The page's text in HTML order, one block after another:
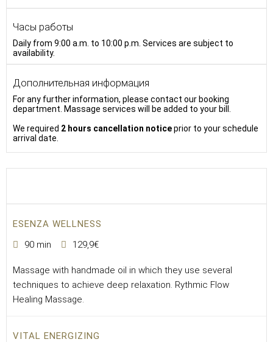
Часы работы
Daily from 9:00 a.m. to 10:00 p.m. Services are subject to
availability.
Дополнительная информация
For any further information, please contact our booking
department. Massage services will be added to your bill.
We required 2 hours cancellation noticeprior to your schedule
arrival date.
ESENZA WELLNESS
90 min
129,9€
Massage with handmade oil in which they use several
techniques to achieve deep relaxation. Rythmic Flow
Healing Massage.
VITAL ENERGIZING